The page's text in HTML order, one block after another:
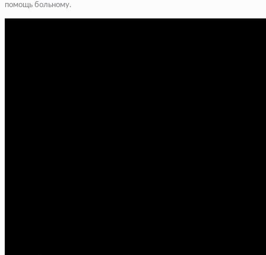
помощь больному.